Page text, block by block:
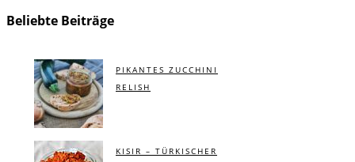
Beliebte Beiträge
PIKANTES ZUCCHINI
RELISH
KISIR – TÜRKISCHER